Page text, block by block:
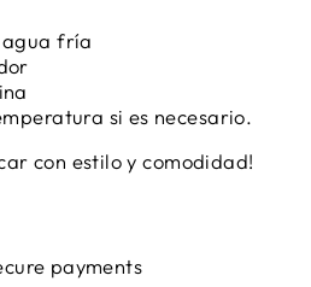
agua fría
si es necesario.
con estilo y comodidad!
payments